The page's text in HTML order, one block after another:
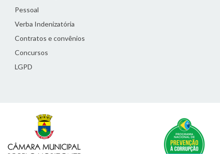
Pessoal
Verba Indenizatória
Contratos e convênios
Concursos
LGPD